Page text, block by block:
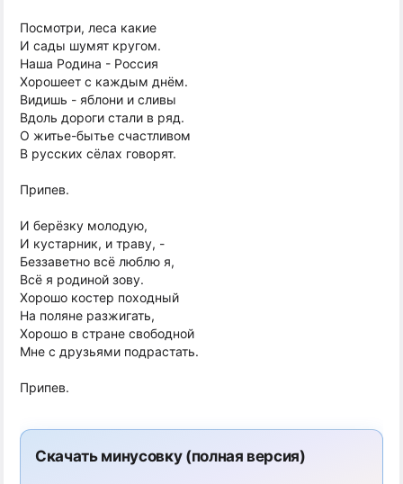
Посмотри, леса какие
И сады шумят кругом.
Наша Родина - Россия
Хорошеет с каждым днём.
Видишь - яблони и сливы
Вдоль дороги стали в ряд.
О житье-бытье счастливом
В русских сёлах говорят.
Припев.
И берёзку молодую,
И кустарник, и траву, -
Беззаветно всё люблю я,
Всё я родиной зову.
Хорошо костер походный
На поляне разжигать,
Хорошо в стране свободной
Мне с друзьями подрастать.
Припев.
Скачать минусовку (полная версия)